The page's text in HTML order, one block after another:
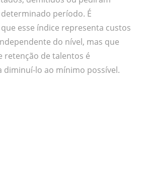
período. É
esse índice representa custos
do nível, mas que
retenção de talentos é
diminuí-lo ao mínimo possível.